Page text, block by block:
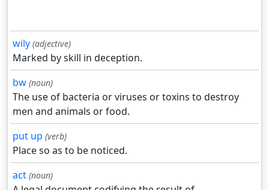
wily (adjective)
Marked by skill in deception.
bw (noun)
The use of bacteria or viruses or toxins to destroy
men and animals or food.
put up (verb)
Place so as to be noticed.
act (noun)